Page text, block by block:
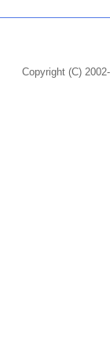
Copyright (C)